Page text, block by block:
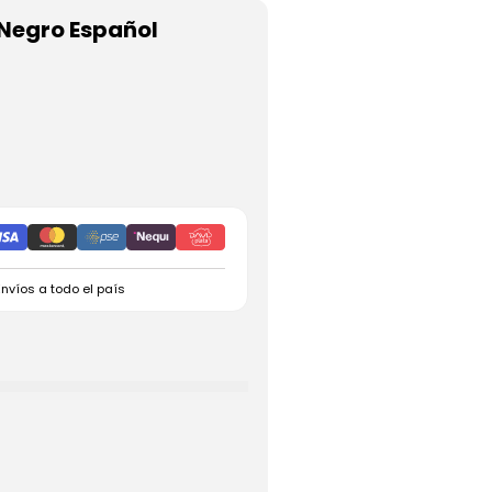
Español
a todo el país